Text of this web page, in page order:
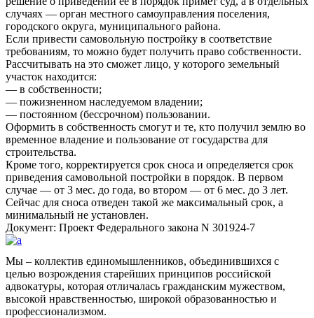
случаях — орган местного самоуправления поселения,
городского округа, муниципального района.
Если привести самовольную постройку в соответствие
требованиям, то можно будет получить право собственности.
Рассчитывать на это сможет лицо, у которого земельный
участок находится:
— в собственности;
— пожизненном наследуемом владении;
— постоянном (бессрочном) пользовании.
Оформить в собственность смогут и те, кто получил землю во
временное владение и пользование от государства для
строительства.
Кроме того, корректируется срок сноса и определяется срок
приведения самовольной постройки в порядок. В первом
случае — от 3 мес. до года, во втором — от 6 мес. до 3 лет.
Сейчас для сноса отведен такой же максимальный срок, а
минимальный не установлен.
Документ: Проект Федерального закона N 301924-7
Мы – коллектив единомышленников, объединившихся с
целью возрождения старейших принципов российской
адвокатуры, которая отличалась гражданским мужеством,
высокой нравственностью, широкой образованностью и
профессионализмом.